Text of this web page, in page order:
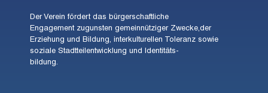
Der Verein fördert das bürgerschaftliche
Engagement zugunsten gemeinnütziger Zwecke,der
Erziehung und Bildung, interkulturellen Toleranz sowie
soziale Stadtteilentwicklung und Identitäts-
bildung.